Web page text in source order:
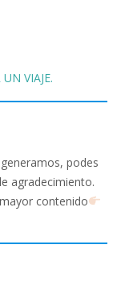
VIAJE.
podes
agradecimiento.
contenido